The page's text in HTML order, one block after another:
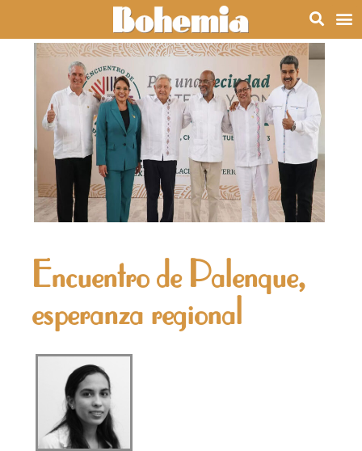
Encuentro de Palenque,
esperanza regional